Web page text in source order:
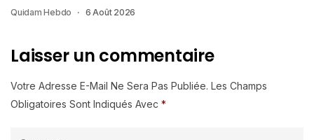
Quidam Hebdo 6 Août 2026
Laisser un commentaire
Votre Adresse E-Mail Ne Sera Pas Publiée. Les Champs
Obligatoires Sont Indiqués Avec *